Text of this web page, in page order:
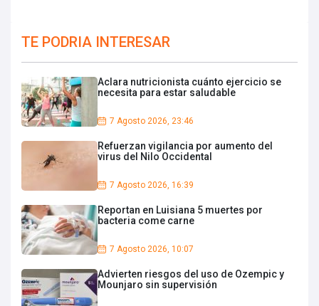
TE PODRIA INTERESAR
Aclara nutricionista cuánto ejercicio se
necesita para estar saludable
7 Agosto 2026, 23:46
Refuerzan vigilancia por aumento del
virus del Nilo Occidental
7 Agosto 2026, 16:39
Reportan en Luisiana 5 muertes por
bacteria come carne
7 Agosto 2026, 10:07
Advierten riesgos del uso de Ozempic y
Mounjaro sin supervisión